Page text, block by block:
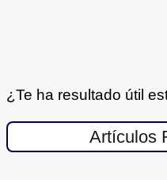
¿Te ha resultado útil
Artículos